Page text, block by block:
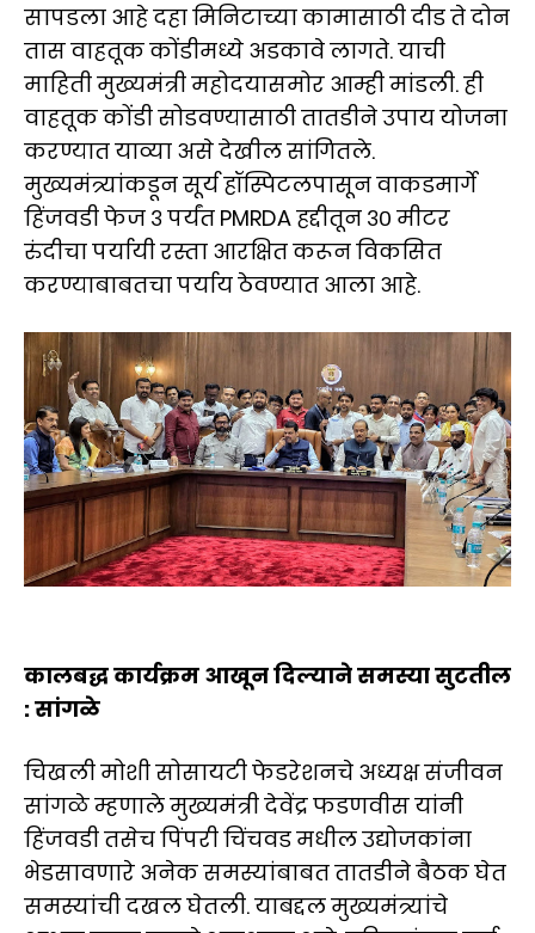
सापडला आहे दहा मिनिटाच्या कामासाठी दीड ते दोन
तास वाहतूक कोंडीमध्ये अडकावे लागते. याची
माहिती मुख्यमंत्री महोदयासमोर आम्ही मांडली. ही
वाहतूक कोंडी सोडवण्यासाठी तातडीने उपाय योजना
करण्यात याव्या असे देखील सांगितले.
मुख्यमंत्र्यांकडून सूर्य हॉस्पिटलपासून वाकडमार्गे
हिंजवडी फेज ३ पर्यंत PMRDA हद्दीतून ३० मीटर
रुंदीचा पर्यायी रस्ता आरक्षित करून विकसित
करण्याबाबतचा पर्याय ठेवण्यात आला आहे.
कालबद्ध कार्यक्रम आखून दिल्याने समस्या सुटतील
: सांगळे
चिखली मोशी सोसायटी फेडरेशनचे अध्यक्ष संजीवन
सांगळे म्हणाले मुख्यमंत्री देवेंद्र फडणवीस यांनी
हिंजवडी तसेच पिंपरी चिंचवड मधील उद्योजकांना
भेडसावणारे अनेक समस्यांबाबत तातडीने बैठक घेत
समस्यांची दखल घेतली. याबद्दल मुख्यमंत्र्यांचे